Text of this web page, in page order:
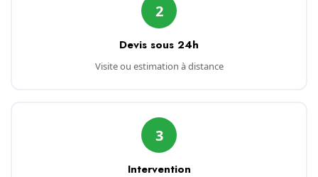
2
Devis sous 24h
Visite ou estimation à distance
3
Intervention